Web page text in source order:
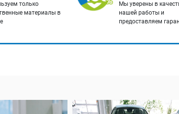
только
материалы в
Мы уверены в
нашей работы и
предоставляем